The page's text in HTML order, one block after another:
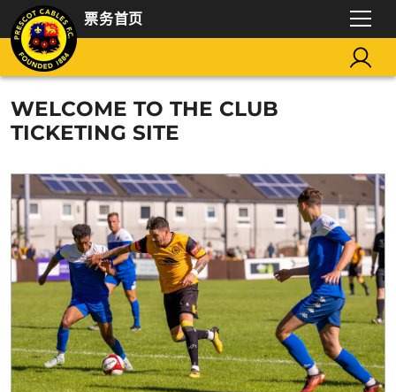
票务首页
WELCOME TO THE CLUB
TICKETING SITE